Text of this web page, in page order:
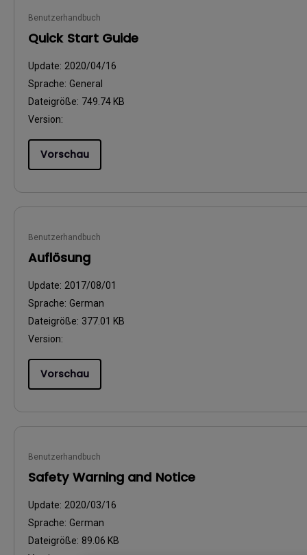
Benutzerhandbuch
Quick Start Guide
Update: 2020/04/16
Sprache: General
Dateigröße: 749.74 KB
Version:
Vorschau
Benutzerhandbuch
Auflösung
Update: 2017/08/01
Sprache: German
Dateigröße: 377.01 KB
Version:
Vorschau
Benutzerhandbuch
Safety Warning and Notice
Update: 2020/03/16
Sprache: German
Dateigröße: 89.06 KB